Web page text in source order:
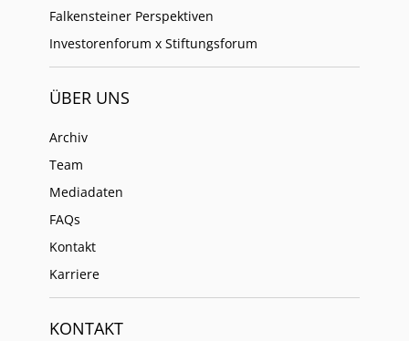
Falkensteiner Perspektiven
Investorenforum x Stiftungsforum
ÜBER UNS
Archiv
Team
Mediadaten
FAQs
Kontakt
Karriere
KONTAKT